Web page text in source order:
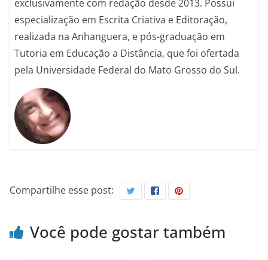
exclusivamente com redação desde 2013. Possui
especialização em Escrita Criativa e Editoração,
realizada na Anhanguera, e pós-graduação em
Tutoria em Educação a Distância, que foi ofertada
pela Universidade Federal do Mato Grosso do Sul.
Compartilhe esse post:
Você pode gostar também